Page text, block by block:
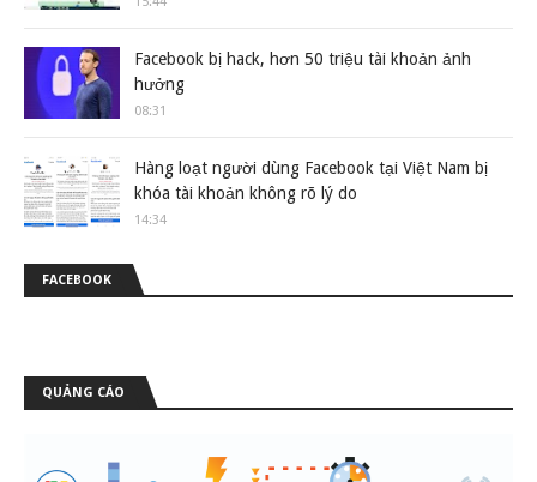
Facebook bị hack, hơn 50 triệu tài khoản ảnh
hưởng
08:31
Hàng loạt người dùng Facebook tại Việt Nam bị
khóa tài khoản không rõ lý do
14:34
FACEBOOK
QUẢNG CÁO